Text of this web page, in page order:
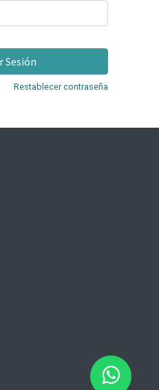
Sesión
Restablecer contraseña